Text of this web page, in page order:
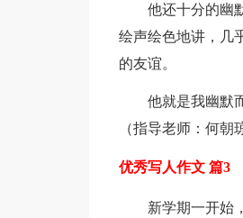
他还十分的幽
绘声绘色地讲，几
的友谊。
他就是我幽默
（指导老师：何朝
优秀写人作文 篇3
新学期一开始